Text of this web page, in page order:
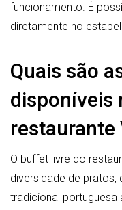
funcionamento. É
diretamente no
Quais são
disponíveis
restaurante
O buffet livre do
diversidade de pratos,
tradicional portuguesa